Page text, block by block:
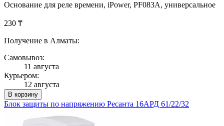
Основание для реле времени, iPower, PF083A, универсальное
230 ₸
Получение в Алматы:
Самовывоз:
11 августа
Курьером:
12 августа
В корзину
Блок защиты по напряжению Ресанта 16AРД 61/22/32